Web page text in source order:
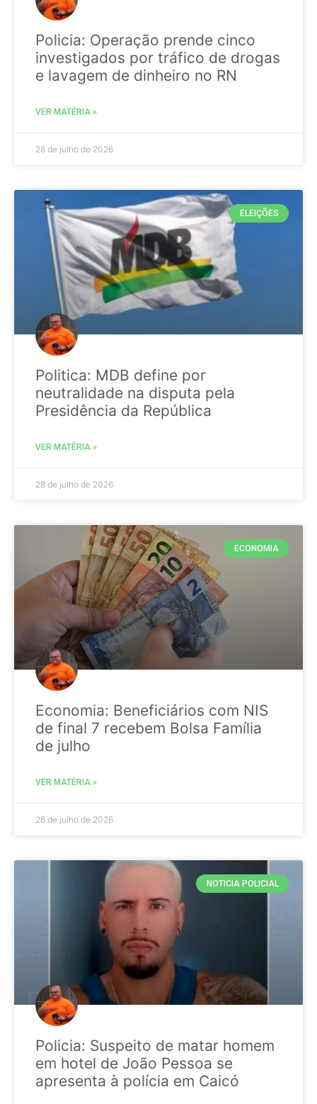
Policia: Operação prende cinco
investigados por tráfico de drogas
e lavagem de dinheiro no RN
VER MATÉRIA »
28 de julho de 2026
ELEIÇÕES
Politica: MDB define por
neutralidade na disputa pela
Presidência da República
VER MATÉRIA »
28 de julho de 2026
ECONOMIA
Economia: Beneficiários com NIS
de final 7 recebem Bolsa Família
de julho
VER MATÉRIA »
28 de julho de 2026
NOTICIA POLICIAL
Policia: Suspeito de matar homem
em hotel de João Pessoa se
apresenta à polícia em Caicó